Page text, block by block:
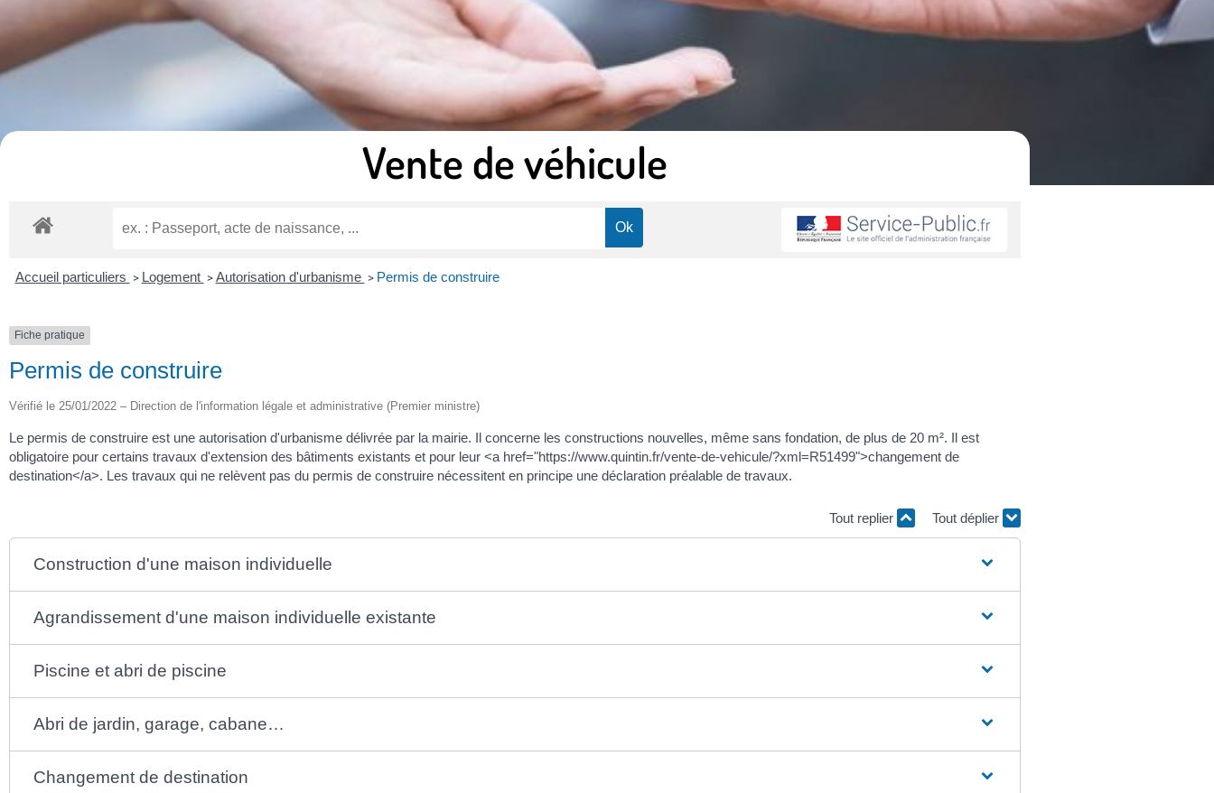
Vente de véhicule
Accueil particuliers > Logement > Autorisation d'urbanisme > Permis de construire
Fiche pratique
Permis de construire
Vérifié le 25/01/2022 – Direction de l'information légale et administrative (Premier ministre)
Le permis de construire est une autorisation d'urbanisme délivrée par la mairie. Il concerne les constructions nouvelles, même sans fondation, de plus de 20 m². Il est
obligatoire pour certains travaux d'extension des bâtiments existants et pour leur <a href="https://www.quintin.fr/vente-de-vehicule/?xml=R51499">changement de
destination</a>. Les travaux qui ne relèvent pas du permis de construire nécessitent en principe une déclaration préalable de travaux.
Tout replier Tout déplier
Construction d'une maison individuelle
Agrandissement d'une maison individuelle existante
Piscine et abri de piscine
Abri de jardin, garage, cabane…
Changement de destination